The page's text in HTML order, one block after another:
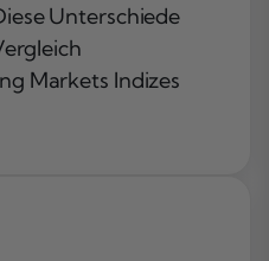
Unterschiede
Markets Indizes